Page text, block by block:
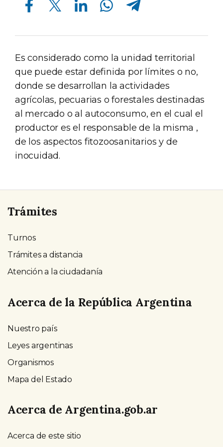
Es considerado como la unidad territorial
que puede estar definida por límites o no,
donde se desarrollan la actividades
agrícolas, pecuarias o forestales destinadas
al mercado o al autoconsumo, en el cual el
productor es el responsable de la misma ,
de los aspectos fitozoosanitarios y de
inocuidad.
Trámites
Turnos
Trámites a distancia
Atención a la ciudadanía
Acerca de la República Argentina
Nuestro país
Leyes argentinas
Organismos
Mapa del Estado
Acerca de Argentina.gob.ar
Acerca de este sitio